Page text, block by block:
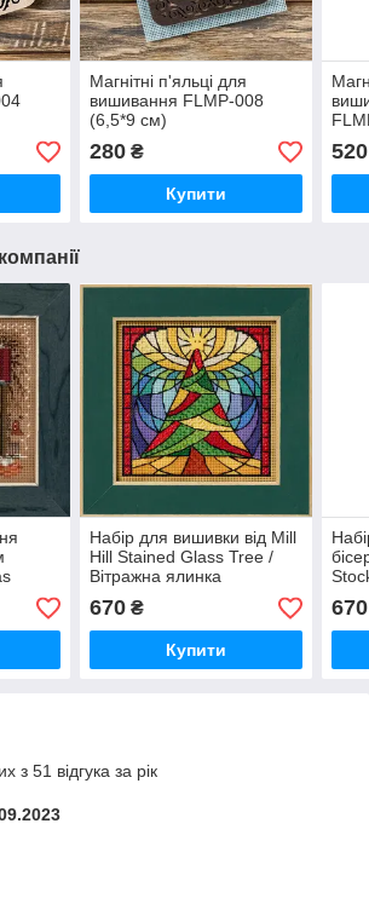
Магнітні п'яльці для
вишивання FLMP-008
(6,5*9 см)
280₴
Купити
520
Набір для вишивки від Mill
Hill Stained Glass Tree /
Вітражна ялинка
670₴
Купити
670
з 51 відгука за рік